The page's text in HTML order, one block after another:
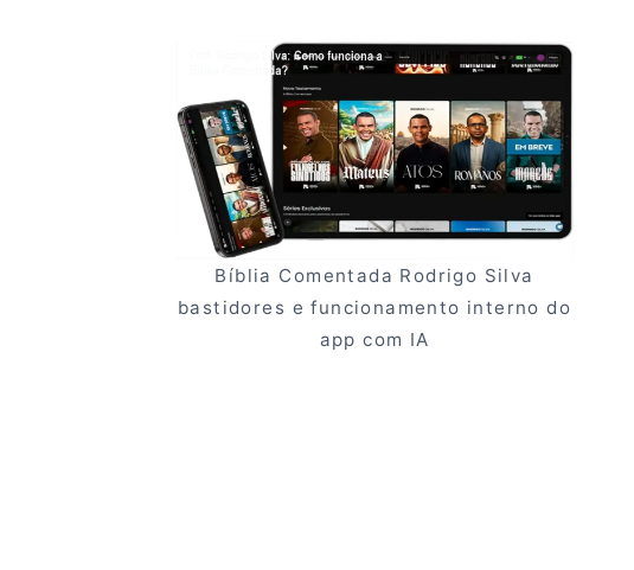
Bíblia Comentada Rodrigo Silva
bastidores e funcionamento interno do
app com IA